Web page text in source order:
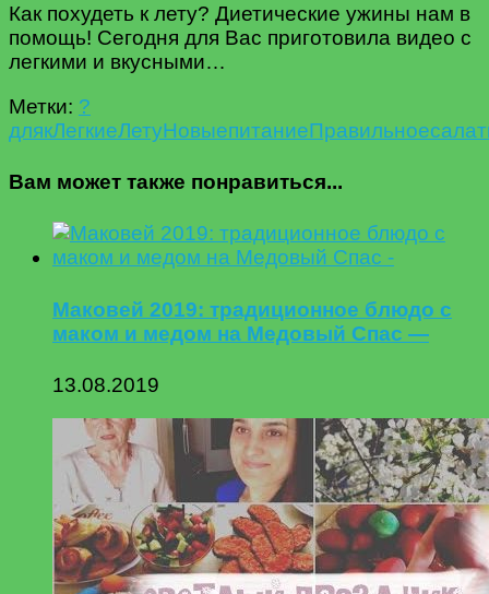
Как похудеть к лету? Диетические ужины нам в
помощь! Сегодня для Вас приготовила видео с
легкими и вкусными…
Метки: ?
длякЛегкиеЛетуНовыепитаниеПравильное
Вам может также понравиться...
Маковей 2019: традиционное блюдо с
маком и медом на Медовый Спас —
13.08.2019